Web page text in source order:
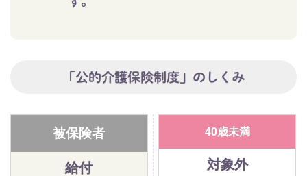
「公的介護保険制度」のしくみ
被保険者
給付
40歳未満
対象外